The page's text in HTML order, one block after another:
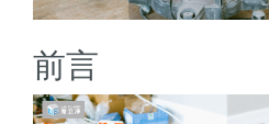
前言